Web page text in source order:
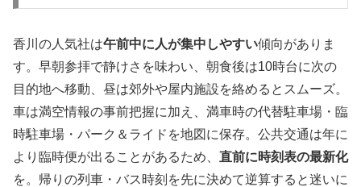
香川の人気社は午前中に人が集中しやすい傾向がありま
す。早朝参拝で静けさを味わい、朝食後は10時台に次の
目的地へ移動、昼は郊外や屋内施設を絡めるとスムーズ。
車は満空情報の事前把握に加え、満車時の代替駐車場・臨
時駐車場・パーク＆ライドを地図に保存。公共交通は年に
より臨時便が出ることがあるため、 直前に時刻表の最新化
を。帰りの列車・バス時刻を先に決めて逆算すると迷いに